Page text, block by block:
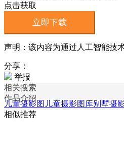
点击获取
立即下载
声明：该内容为通过人工智能技
分享：
举报
相关搜索
作品介绍
儿童摄影图 儿童摄影图库别墅摄
相似推荐